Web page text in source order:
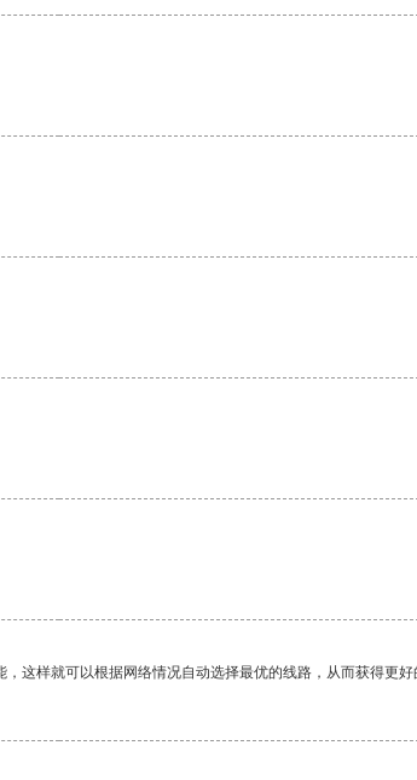
这样就可以根据网络情况自动选择最优的线路，从而获得更好